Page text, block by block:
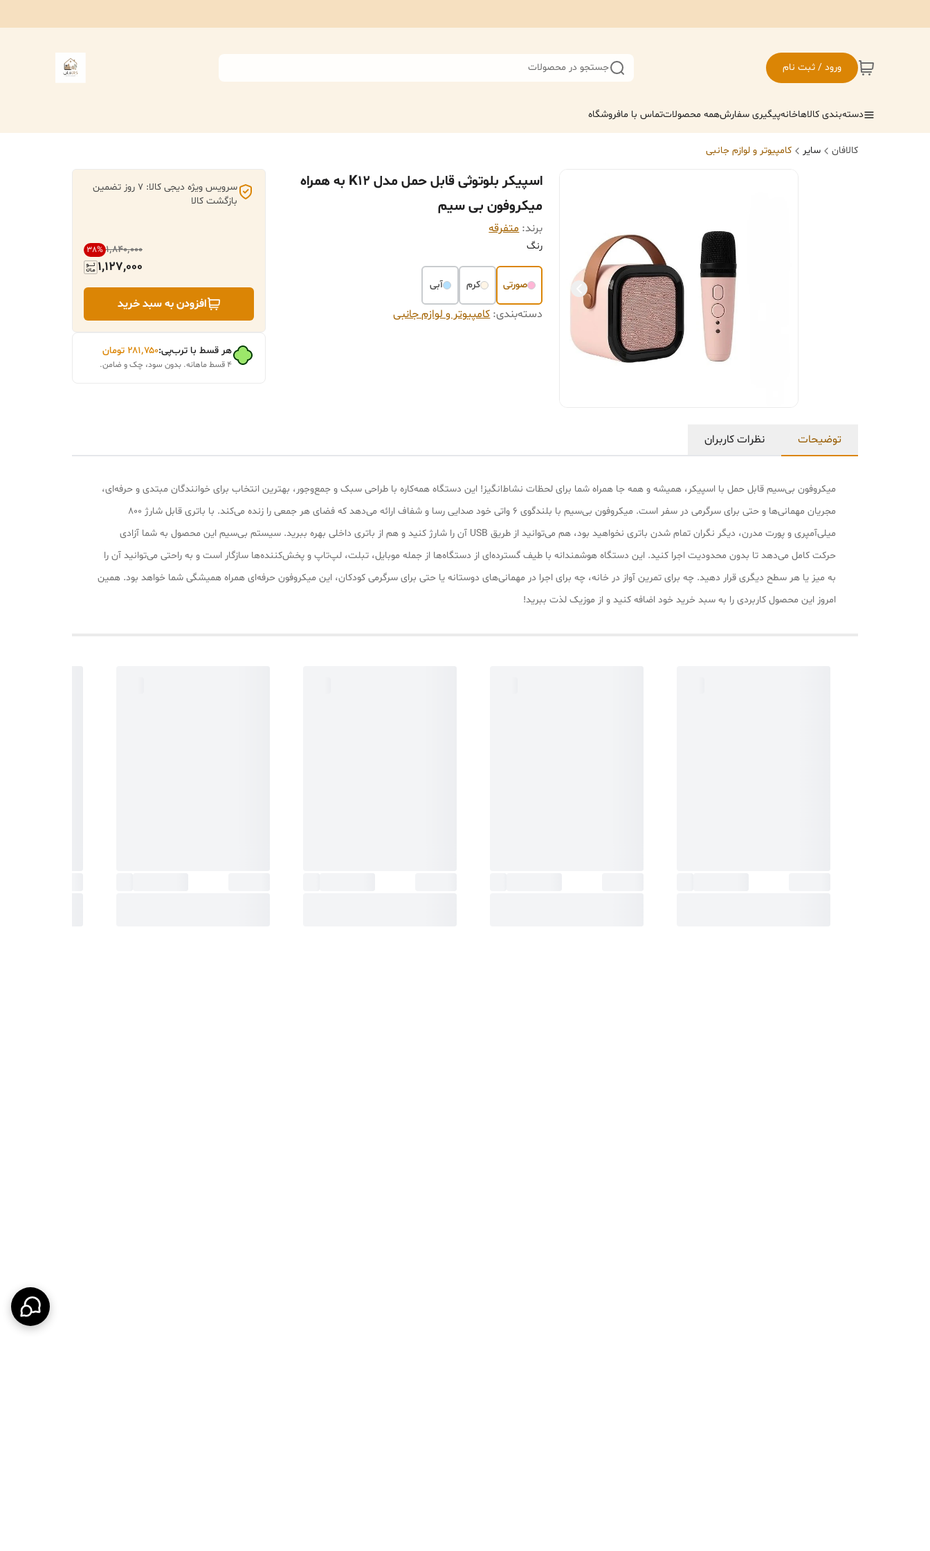
ورود / ثبت نام جستجو در محصولات
دسته‌بندی کالاهاخانهپیگیری سفارشهمه محصولاتتماس با مافروشگاه
کالافان سایر کامپیوتر و لوازم جانبی
اسپیکر بلوتوثی قابل حمل مدل K12 به همراه
میکروفون بی سیم
برند: متفرقه
رنگ
صورتی کرم آبی
دسته‌بندی:کامپیوتر و لوازم جانبی
سرویس ویژه دیجی کالا: 7 روز تضمین
بازگشت کالا
۱٬۸۴۰٬۰۰۰ 38%
1,127,000
افزودن به سبد خرید
هر قسط با ترب‌پی:۲۸۱٬۷۵۰ تومان
۴ قسط ماهانه. بدون سود، چک و ضامن.
توضیحات نظرات کاربران
میکروفون بی‌سیم قابل حمل با اسپیکر، همیشه و همه جا همراه شما برای لحظات نشاط‌انگیز! این دستگاه همه‌کاره با طراحی سبک و جمع‌وجور، بهترین انتخاب برای خوانندگان مبتدی و حرفه‌ای،
مجریان مهمانی‌ها و حتی برای سرگرمی در سفر است. میکروفون بی‌سیم با بلندگوی 6 واتی خود صدایی رسا و شفاف ارائه می‌دهد که فضای هر جمعی را زنده می‌کند. با باتری قابل شارژ 800
میلی‌آمپری و پورت مدرن، دیگر نگران تمام شدن باتری نخواهید بود، هم می‌توانید از طریق USB آن را شارژ کنید و هم از باتری داخلی بهره ببرید. سیستم بی‌سیم این محصول به شما آزادی
حرکت کامل می‌دهد تا بدون محدودیت اجرا کنید. این دستگاه هوشمندانه با طیف گسترده‌ای از دستگاه‌ها از جمله موبایل، تبلت، لپ‌تاپ و پخش‌کننده‌ها سازگار است و به راحتی می‌توانید آن را
به میز یا هر سطح دیگری قرار دهید. چه برای تمرین آواز در خانه، چه برای اجرا در مهمانی‌های دوستانه یا حتی برای سرگرمی کودکان، این میکروفون حرفه‌ای همراه همیشگی شما خواهد بود. همین
امروز این محصول کاربردی را به سبد خرید خود اضافه کنید و از موزیک لذت ببرید!